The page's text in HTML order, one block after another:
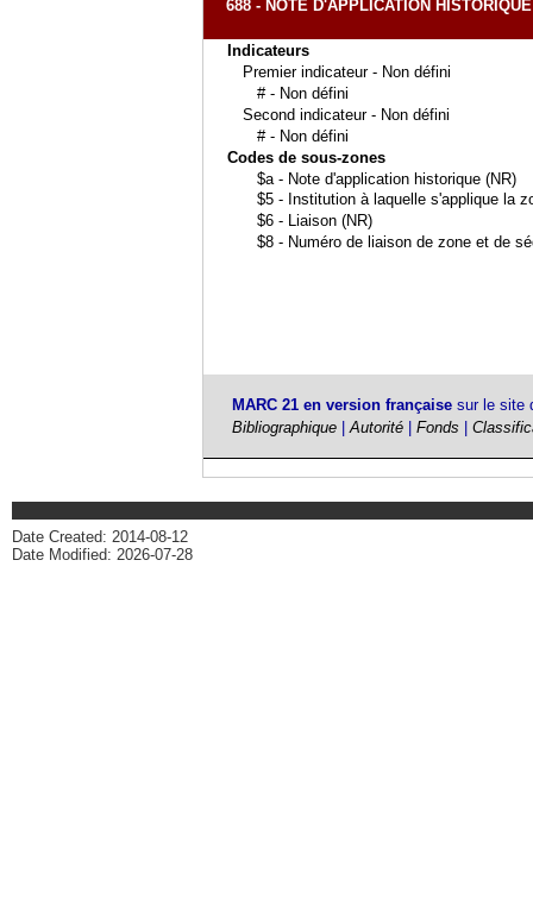
688 - NOTE D'APPLICATION
Indicateurs
Premier indicateur - Non défini
# - Non défini
Second indicateur - Non défini
# - Non défini
Codes de sous-zones
$a - Note d'application historique (NR)
$5 - Institution à laquelle s'applique la
$6 - Liaison (NR)
$8 - Numéro de liaison de zone et de
MARC 21 en version françaisesur le site
Bibliographique|Autorité| Fonds
Date Created: 2014-08-12
Date Modified: 2026-07-28